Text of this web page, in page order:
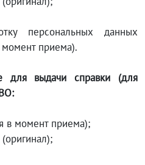
персональных данных
приема).
для выдачи справки (для
в момент приема);